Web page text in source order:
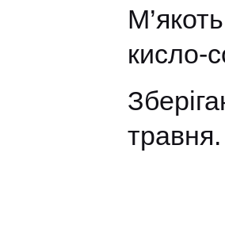
кисло-
травня.